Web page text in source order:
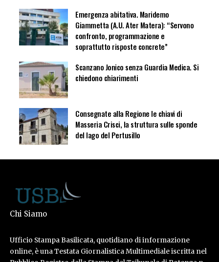
Emergenza abitativa. Maridemo
Giammetta (A.U. Ater Matera): “Servono
confronto, programmazione e
soprattutto risposte concrete”
Scanzano Jonico senza Guardia Medica. Si
chiedono chiarimenti
Consegnate alla Regione le chiavi di
Masseria Crisci, la struttura sulle sponde
del lago del Pertusillo
Chi Siamo
Ufficio Stampa Basilicata, quotidiano di informazione
online, è una Testata Giornalistica Multimediale iscritta nel